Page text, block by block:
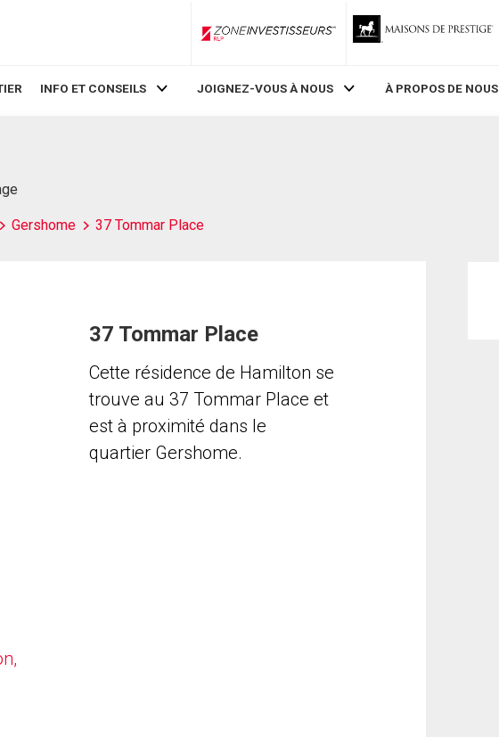
ZoneInvestisseurs RLP
INFO ET CONSEILS JOIGNEZ-VOUS À NOUS À PROPOS DE NOUS
Gershome 37 Tommar Place
37 Tommar Place
Cette résidence de Hamilton se
trouve au 37 Tommar Place et
est à proximité dans le
quartier Gershome.